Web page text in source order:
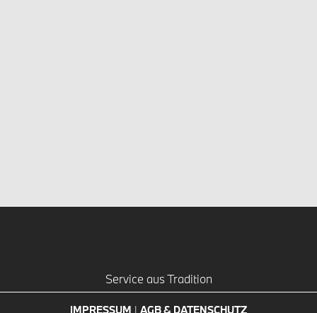
Service aus Tradition
IMPRESSUM | AGB & DATENSCHUTZ